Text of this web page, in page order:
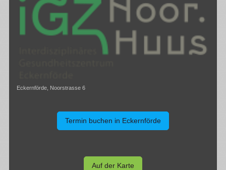
Eckernförde, Noorstrasse 6
Termin buchen in Eckernförde
Auf der Karte